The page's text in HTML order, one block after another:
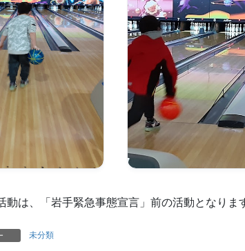
動は、「岩手緊急事態宣言」前の活動となりま
未分類